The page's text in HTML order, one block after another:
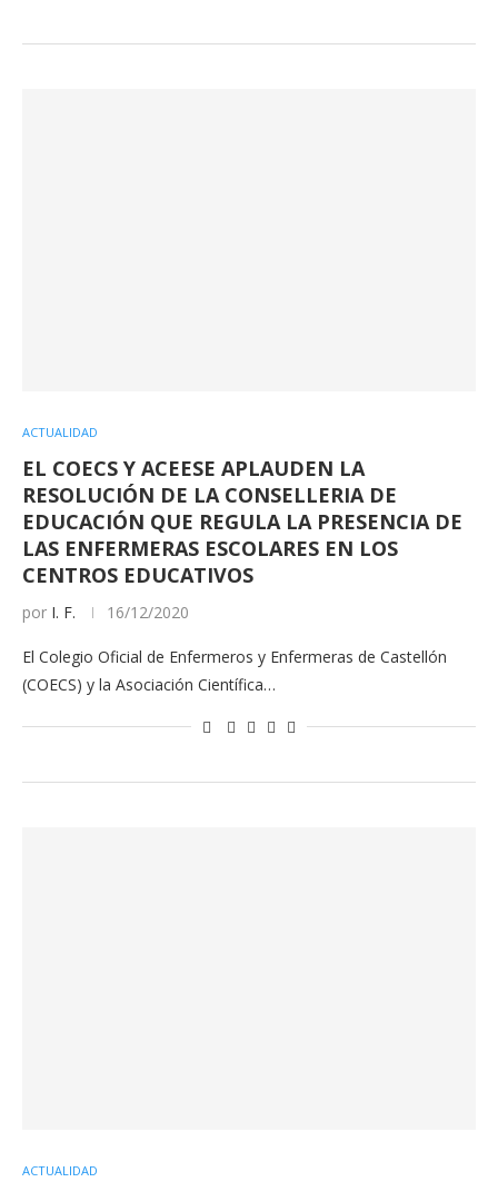
ACTUALIDAD
EL COECS Y ACEESE APLAUDEN LA
RESOLUCIÓN DE LA CONSELLERIA DE
EDUCACIÓN QUE REGULA LA PRESENCIA DE
LAS ENFERMERAS ESCOLARES EN LOS
CENTROS EDUCATIVOS
por I. F. 16/12/2020
El Colegio Oficial de Enfermeros y Enfermeras de Castellón
(COECS) y la Asociación Científica…
ACTUALIDAD